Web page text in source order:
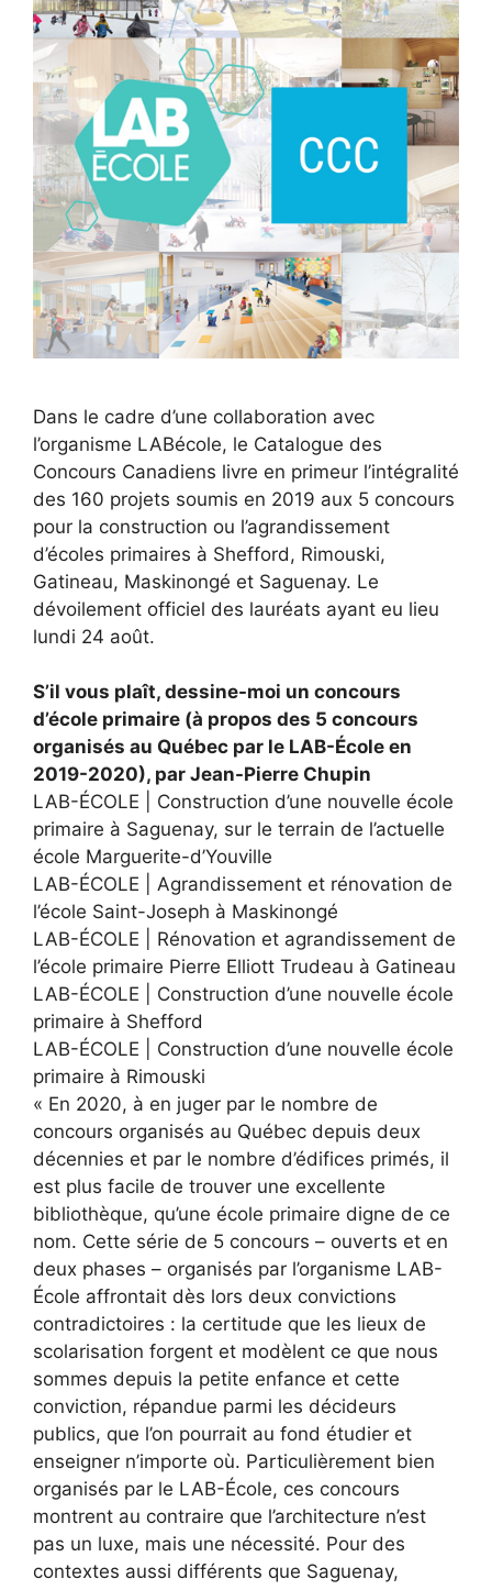
Dans le cadre d’une collaboration avec
l’organisme LABécole, le Catalogue des
Concours Canadiens livre en primeur l’intégralité
des 160 projets soumis en 2019 aux 5 concours
pour la construction ou l’agrandissement
d’écoles primaires à Shefford, Rimouski,
Gatineau, Maskinongé et Saguenay. Le
dévoilement officiel des lauréats ayant eu lieu
lundi 24 août.
S’il vous plaît, dessine-moi un concours
d’école primaire (à propos des 5 concours
organisés au Québec par le LAB-École en
2019-2020), par Jean-Pierre Chupin
LAB-ÉCOLE | Construction d’une nouvelle école
primaire à Saguenay, sur le terrain de l’actuelle
école Marguerite-d’Youville
LAB-ÉCOLE | Agrandissement et rénovation de
l’école Saint-Joseph à Maskinongé
LAB-ÉCOLE | Rénovation et agrandissement de
l’école primaire Pierre Elliott Trudeau à Gatineau
LAB-ÉCOLE | Construction d’une nouvelle école
primaire à Shefford
LAB-ÉCOLE | Construction d’une nouvelle école
primaire à Rimouski
« En 2020, à en juger par le nombre de
concours organisés au Québec depuis deux
décennies et par le nombre d’édifices primés, il
est plus facile de trouver une excellente
bibliothèque, qu’une école primaire digne de ce
nom. Cette série de 5 concours – ouverts et en
deux phases – organisés par l’organisme LAB-
École affrontait dès lors deux convictions
contradictoires : la certitude que les lieux de
scolarisation forgent et modèlent ce que nous
sommes depuis la petite enfance et cette
conviction, répandue parmi les décideurs
publics, que l’on pourrait au fond étudier et
enseigner n’importe où. Particulièrement bien
organisés par le LAB-École, ces concours
montrent au contraire que l’architecture n’est
pas un luxe, mais une nécessité. Pour des
contextes aussi différents que Saguenay,